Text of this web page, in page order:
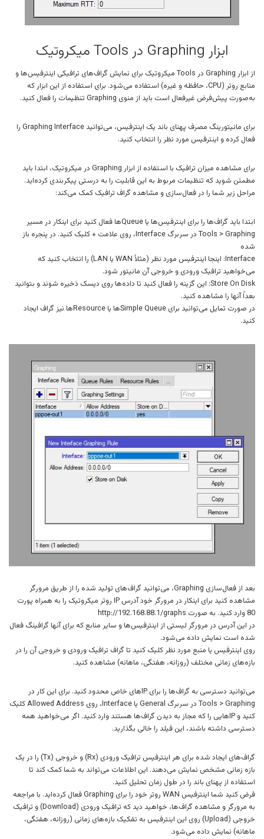
ابزار Graphing در Tools میکروتیک
از ابزار Graphing در Tools میکروتیک برای نمایش گراف‌های ترافیکی اینترفیس‌ها و
منابع روتر (CPU، حافظه و غیره) استفاده می‌شود. برای استفاده از این ابزار که
به‌صورت پیش‌فرض غیرفعال است باید از منوی Graphing تنظیمات را فعال کنید.
برای مانیتورینگ مصرف پهنای باند یک اینترفیس، می‌توانید Graphing Interface را
فعال کرده و اینترفیس مورد نظر را انتخاب کنید.
برای مشاهده میزان ترافیک با استفاده از ابزار Graphing در میکروتیک، ابتدا باید
مطمئن شوید که تنظیمات مربوط به این قابلیت را به درستی پیکربندی کرده‌اید.
مراحل زیر شما را در فعال‌سازی و مشاهده گراف ترافیک کمک می‌کند:
ابتدا باید گراف‌ها را برای اینترفیس‌ها یا Queueها فعال کنید برای اینکار در مسیر
Tools > Graphing در سربرگ Interface، روی علامت + کلیک کنید. در پنجره باز
شده
Interface: اینجا اینترفیس مورد نظر (مثلاً WAN یا LAN) را انتخاب کنید که
می‌خواهید ترافیک ورودی و خروجی آن مانیتور شود.
Store On Disk: این گزینه را فعال کنید تا داده‌ها روی دیسک ذخیره شوند و بتوانید
بعداً آنها را مشاهده کنید.
در صورت تمایل می‌توانید برای Simple Queueها یا Resourceها نیز گراف ایجاد
کنید.
بعد از فعال‌سازی Graphing، می‌توانید گراف‌های تولید شده را از طریق مرورگر
مشاهده کنید برای اینکار در مرورگر خود آدرس IP روتر میکروتیک را به همراه پورت
80 وارد کنید. به صورت http://192.168.88.1/graphs
در این آدرس در مرورگر لیستی از اینترفیس‌ها و سایر منابع که برای آنها گرافینگ فعال
شده است نمایش داده می‌شود.
روی اینترفیس یا منبع مورد نظر کلیک کنید تا گراف ترافیک ورودی و خروجی آن را در
بازه‌های زمانی مختلف (روزانه، هفتگی، ماهانه) مشاهده کنید.
می‌توانید دسترسی به گراف‌ها را برای IPهای خاص محدود کنید. برای این کار در
Tools > Graphing در سربرگ General یا Interface، روی Allowed Address کلیک
کنید و IPهایی را که مجاز به دیدن گراف‌ها هستند وارد کنید. اگر می‌خواهید همه
دسترسی داشته باشند، این فیلد را خالی بگذارید.
گراف‌های ایجاد شده برای هر اینترفیس ترافیک ورودی (Rx) و خروجی (Tx) را در یک
بازه زمانی مشخص نمایش می‌دهند. این اطلاعات می‌تواند به شما کمک کند تا
استفاده از پهنای باند را در طول زمان تحلیل کنید.
فرض کنید شما اینترفیس WAN روتر خود را برای Graphing فعال کرده‌اید. با مراجعه
به مرورگر و مشاهده گراف‌ها، خواهید دید که ترافیک ورودی (Download) و ترافیک
خروجی (Upload) روی این اینترفیس به تفکیک بازه‌های زمانی (روزانه، هفتگی،
ماهانه) نمایش داده می‌شود.